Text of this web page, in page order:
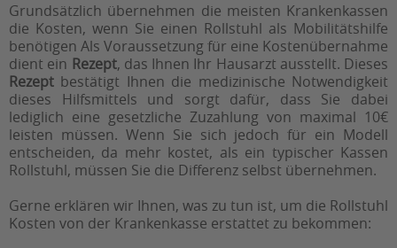
Grundsätzlich übernehmen die meisten Krankenkassen
die Kosten, wenn Sie einen Rollstuhl als Mobilitätshilfe
benötigen Als Voraussetzung für eine Kostenübernahme
dient ein Rezept, das Ihnen Ihr Hausarzt ausstellt. Dieses
Rezept bestätigt Ihnen die medizinische Notwendigkeit
dieses Hilfsmittels und sorgt dafür, dass Sie dabei
lediglich eine gesetzliche Zuzahlung von maximal 10€
leisten müssen. Wenn Sie sich jedoch für ein Modell
entscheiden, da mehr kostet, als ein typischer Kassen
Rollstuhl, müssen Sie die Differenz selbst übernehmen.
Gerne erklären wir Ihnen, was zu tun ist, um die Rollstuhl
Kosten von der Krankenkasse erstattet zu bekommen: